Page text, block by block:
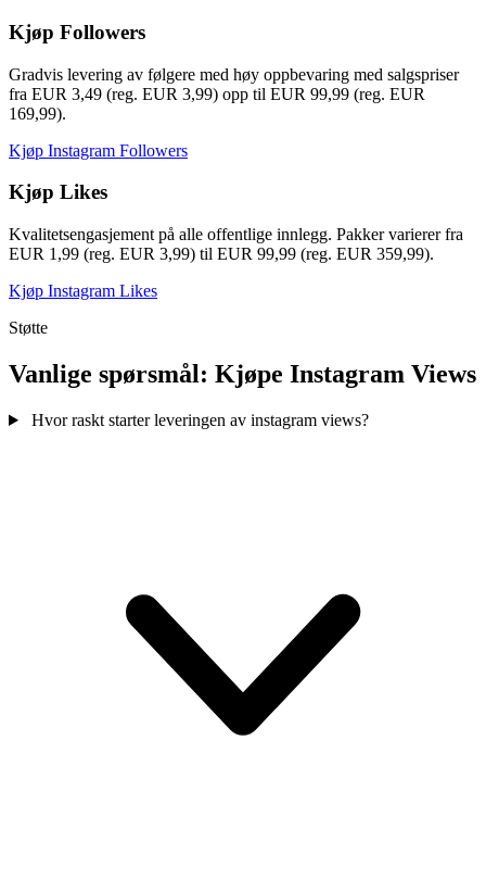
Kjøp Followers
Gradvis levering av følgere med høy oppbevaring med salgspriser
fra EUR 3,49 (reg. EUR 3,99) opp til EUR 99,99 (reg. EUR
169,99).
Kjøp Instagram Followers
Kjøp Likes
Kvalitetsengasjement på alle offentlige innlegg. Pakker varierer fra
EUR 1,99 (reg. EUR 3,99) til EUR 99,99 (reg. EUR 359,99).
Kjøp Instagram Likes
Støtte
Vanlige spørsmål: Kjøpe Instagram Views
Hvor raskt starter leveringen av instagram views?